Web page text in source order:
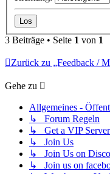
3 Beiträge • Seite 1 von 1
Zurück zu „Feedback /
Gehe zu
Allgemeines -
↳ Forum Regeln
↳ Get a VIP
↳ Join Us
↳ Join Us on
↳ Join us on